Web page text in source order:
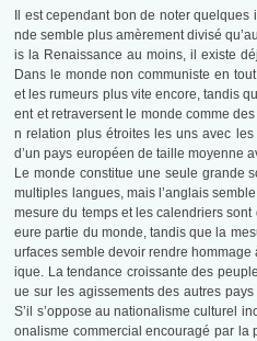
Il est cependant bon de noter
nde semble plus amèrement divisé
is la Renaissance au moins, il existe
Dans le monde non communiste en
et les rumeurs plus vite encore, tandis
ent et retraversent le monde comme
n relation plus étroites les uns avec
d’un pays européen de taille moyenne
Le monde constitue une seule grande
multiples langues, mais l’anglais
mesure du temps et les calendriers
eure partie du monde, tandis que la
urfaces semble devoir rendre
ique. La tendance croissante des
ue sur les agissements des autres
S’il s’oppose au nationalisme culturel
onalisme commercial encouragé par la